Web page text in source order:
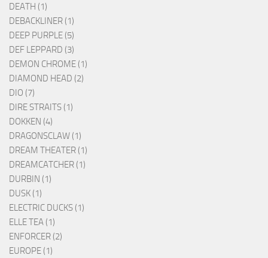
DEATH (1)
DEBACKLINER (1)
DEEP PURPLE (5)
DEF LEPPARD (3)
DEMON CHROME (1)
DIAMOND HEAD (2)
DIO (7)
DIRE STRAITS (1)
DOKKEN (4)
DRAGONSCLAW (1)
DREAM THEATER (1)
DREAMCATCHER (1)
DURBIN (1)
DUSK (1)
ELECTRIC DUCKS (1)
ELLE TEA (1)
ENFORCER (2)
EUROPE (1)